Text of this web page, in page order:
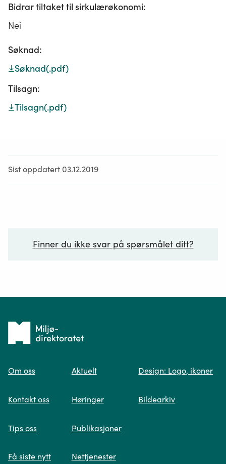
Bidrar tiltaket til sirkulærøkonomi:
Nei
Søknad:
Søknad(.pdf)
Tilsagn:
Tilsagn(.pdf)
Sist oppdatert 03.12.2019
Finner du ikke svar på spørsmålet ditt?
Spør oss
søk og viser deg vår mest relevante
Tilbake
forsiden
Om oss
Kontakt oss
Tips oss
Få siste nytt
Aktuelt
Høringer
Publikasjoner
Nettjenester
Design: Logo, ikoner
Bildearkiv